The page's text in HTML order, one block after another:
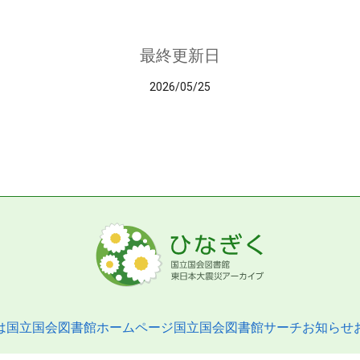
最終更新日
2026/05/25
国立国会図書館ホームページ国立国会図書館サーチお知らせ